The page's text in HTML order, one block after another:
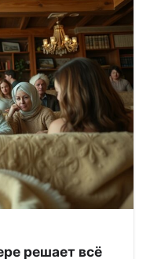
решает всё